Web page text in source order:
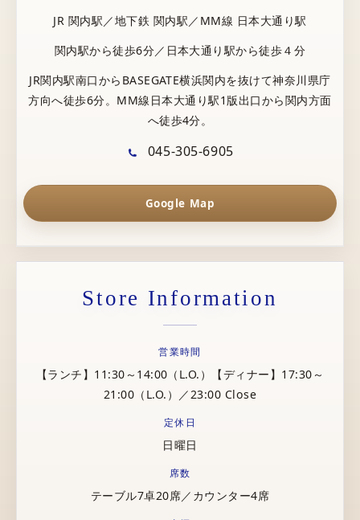
JR 関内駅／地下鉄 関内駅／MM線 日本大通り駅
関内駅から徒歩6分／日本大通り駅から徒歩４分
JR関内駅南口からBASEGATE横浜関内を抜けて神奈川県庁
方向へ徒歩6分。MM線日本大通り駅1版出口から関内方面
へ徒歩4分。
045-305-6905
Google Map
Store Information
営業時間
【ランチ】11:30～14:00（L.O.）【ディナー】17:30～
21:00（L.O.）／23:00 Close
定休日
日曜日
席数
テーブル7卓20席／カウンター4席